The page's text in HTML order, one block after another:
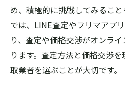
め、積極的に挑戦してみるこ
では、LINE査定やフリマアプ
り、査定や価格交渉がオンラ
ります。査定方法と価格交渉
取業者を選ぶことが大切です。